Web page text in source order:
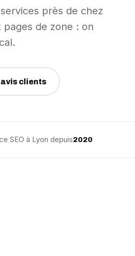
près de chez
pages de zone : on
clients
SEO à Lyon depuis2020